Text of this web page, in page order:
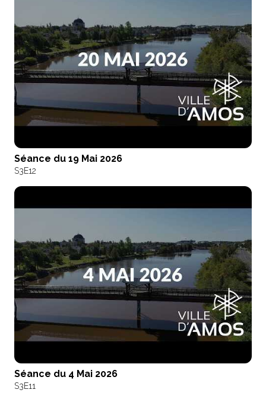
Séance du 19 Mai 2026
S3E12
Séance du 4 Mai 2026
S3E11